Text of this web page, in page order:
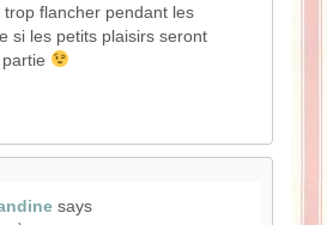
flancher pendant les
si les petits plaisirs seront
says